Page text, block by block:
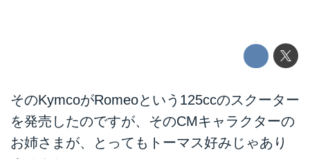
そのKymcoがRomeoという125ccのスクーター
を発売したのですが、そのCMキャラクターの
お姉さまが、とってもトーマス好みじゃあり